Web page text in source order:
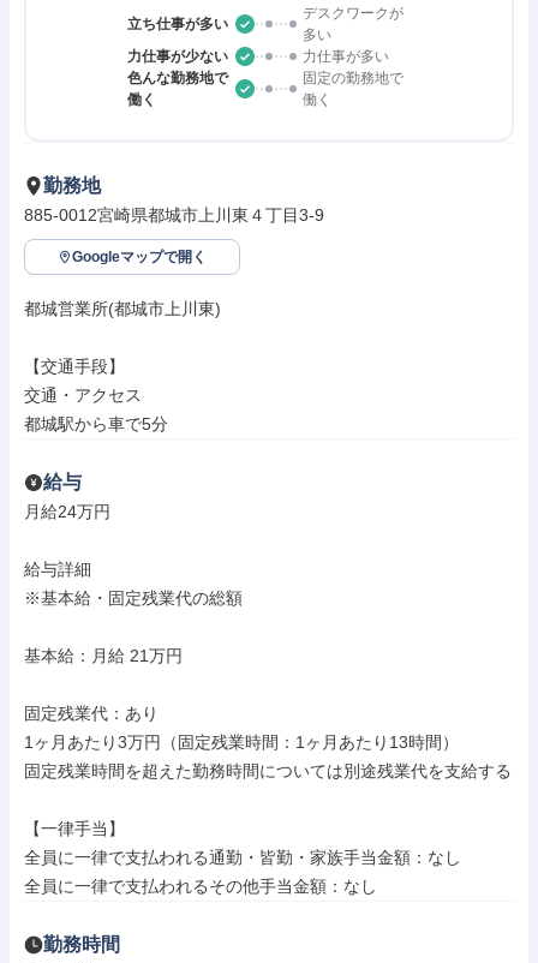
立ち仕事が多い
デスクワークが
多い
力仕事が少ない
力仕事が多い
色んな勤務地で
働く
固定の勤務地で
働く
勤務地
885-0012宮崎県都城市上川東４丁目3-9
Googleマップで開く
都城営業所(都城市上川東)
【交通手段】
交通・アクセス
都城駅から車で5分
給与
月給24万円
給与詳細
※基本給・固定残業代の総額
基本給：月給 21万円
固定残業代：あり
1ヶ月あたり3万円（固定残業時間：1ヶ月あたり13時間）
固定残業時間を超えた勤務時間については別途残業代を支給する
【一律手当】
全員に一律で支払われる通勤・皆勤・家族手当金額：なし
全員に一律で支払われるその他手当金額：なし
勤務時間